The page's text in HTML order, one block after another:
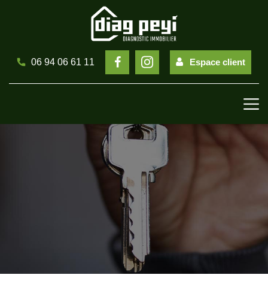
06 94 06 61 11 Espace client